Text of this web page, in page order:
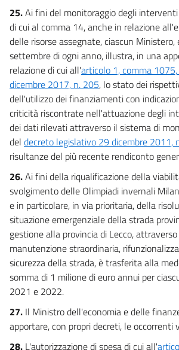
25.Ai fini del monitoraggio degli
di cui al comma 14, anche in relazione
delle risorse assegnate, ciascun
settembre di ogni anno, illustra, in una
relazione di cui all'articolo 1, comma
dicembre 2017, n. 205, lo stato dei
dell'utilizzo dei finanziamenti con
criticità riscontrate nell'attuazione degli
dei dati rilevati attraverso il sistema di
del decreto legislativo 29 dicembre 2011,
risultanze del più recente rendiconto
26.Ai fini della riqualificazione della
svolgimento delle Olimpiadi invernali
e in particolare, in via prioritaria, della
situazione emergenziale della strada
gestione alla provincia di Lecco,
manutenzione straordinaria,
sicurezza della strada, è trasferita alla
somma di 1 milione di euro annui per
2021 e 2022.
27. Il Ministro dell'economia e delle
apportare, con propri decreti, le occorrenti
28. L'autorizzazione di spesa di cui all'